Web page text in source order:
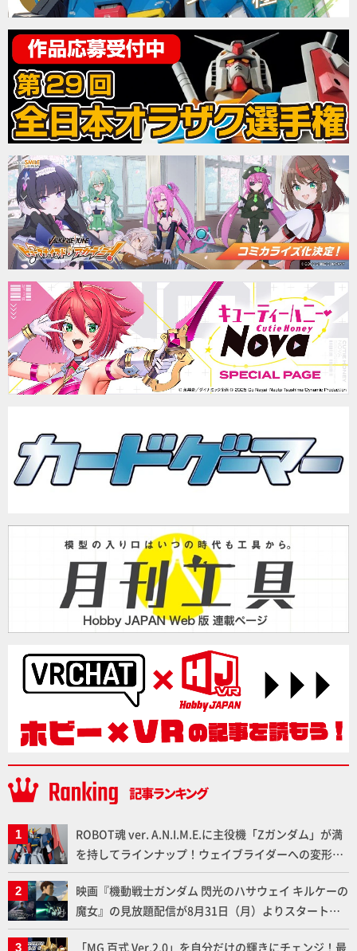
ROBOT魂 ver. A.N.I.M.E.に主役機「Zガンダム」が満
を持してラインナップ！ウェイブライダーへの変形、
劇中どおりのプロポーションを再現【機動戦士Zガン
ダム】
映画『機動戦士ガンダム 閃光のハサウェイ キルケーの
魔女』の見放題配信が8月31日（月）よりスタート！
Prime Videoで国内独占配信
「MG 百式 Ver.2.0」を自分だけの輝きにチェンジ！最